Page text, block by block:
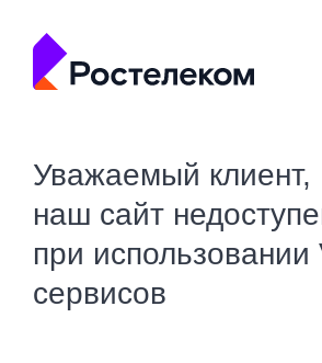
Уважаемый клиент,
наш сайт
при использовании
сервисов